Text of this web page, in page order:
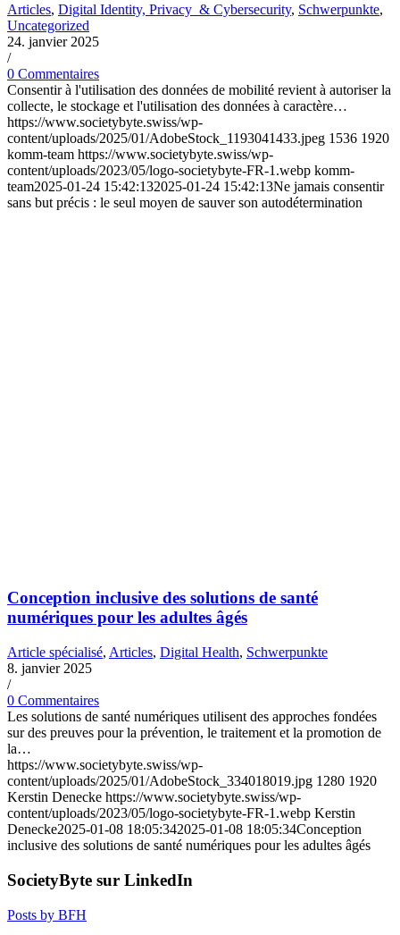
Articles, Digital Identity, Privacy & Cybersecurity, Schwerpunkte,
Uncategorized
24. janvier 2025
/
0 Commentaires
Consentir à l'utilisation des données de mobilité revient à autoriser la
collecte, le stockage et l'utilisation des données à caractère…
https://www.societybyte.swiss/wp-
content/uploads/2025/01/AdobeStock_1193041433.jpeg 1536 1920
komm-team https://www.societybyte.swiss/wp-
content/uploads/2023/05/logo-societybyte-FR-1.webp komm-
team2025-01-24 15:42:132025-01-24 15:42:13Ne jamais consentir
sans but précis : le seul moyen de sauver son autodétermination
Conception inclusive des solutions de santé
numériques pour les adultes âgés
Article spécialisé, Articles, Digital Health, Schwerpunkte
8. janvier 2025
/
0 Commentaires
Les solutions de santé numériques utilisent des approches fondées
sur des preuves pour la prévention, le traitement et la promotion de
la…
https://www.societybyte.swiss/wp-
content/uploads/2025/01/AdobeStock_334018019.jpg 1280 1920
Kerstin Denecke https://www.societybyte.swiss/wp-
content/uploads/2023/05/logo-societybyte-FR-1.webp Kerstin
Denecke2025-01-08 18:05:342025-01-08 18:05:34Conception
inclusive des solutions de santé numériques pour les adultes âgés
SocietyByte sur LinkedIn
Posts by BFH